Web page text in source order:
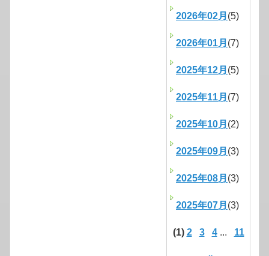
2026年02月 (5)
2026年01月 (7)
2025年12月 (5)
2025年11月 (7)
2025年10月 (2)
2025年09月 (3)
2025年08月 (3)
2025年07月 (3)
(1) 2 3 4... 11